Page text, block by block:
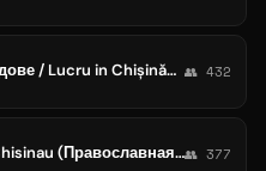
Работа в Кишиневе, Молдове / Lucru in Chișinău, Moldova 👥 432
Biserica Sf. Fer. Matrona Chisinau (Православная церковь Святой Блаженной Матроны Кишинев)👥 377